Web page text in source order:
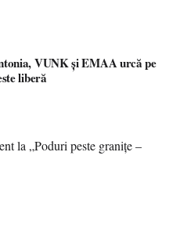
VUNK și EMAA urcă pe
liberă